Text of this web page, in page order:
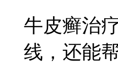
牛皮癣治
线，还能